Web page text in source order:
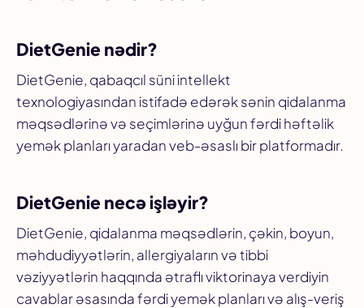
DietGenie nədir?
DietGenie, qabaqcıl süni intellekt
texnologiyasından istifadə edərək sənin qidalanma
məqsədlərinə və seçimlərinə uyğun fərdi həftəlik
yemək planları yaradan veb-əsaslı bir platformadır.
DietGenie necə işləyir?
DietGenie, qidalanma məqsədlərin, çəkin, boyun,
məhdudiyyətlərin, allergiyaların və tibbi
vəziyyətlərin haqqında ətraflı viktorinaya verdiyin
cavablar əsasında fərdi yemək planları və alış-veriş